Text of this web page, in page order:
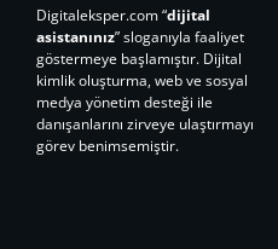
Digitaleksper.com “dijital
asistanınız” sloganıyla faaliyet
göstermeye başlamıştır. Dijital
kimlik oluşturma, web ve sosyal
medya yönetim desteği ile
danışanlarını zirveye ulaştırmayı
görev benimsemiştir.